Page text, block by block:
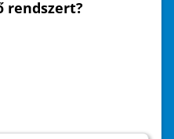
rendszert?